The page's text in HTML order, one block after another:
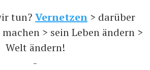
tun? Vernetzen > darüber
> sein Leben ändern >
Welt ändern!
-